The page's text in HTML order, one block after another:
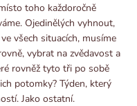
toho každoročně
Ojedinělých vyhnout,
všech situacích, musíme
vybrat na zvědavost a
rovněž tyto tři po sobě
potomky? Týden, který
Jako ostatní.